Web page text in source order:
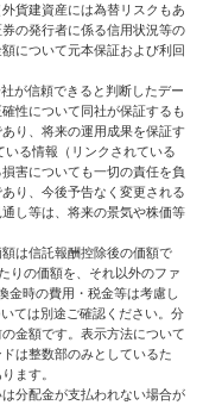
貨建資産には為替リスクもあ
の発行者に係る信用状況等の
について元本保証および利回
が信頼できると判断したデー
性について同社が保証するも
り、将来の運用成果を保証す
る情報（リンクされている
害についても一切の責任を負
り、今後予告なく変更される
し等は、将来の景気や株価等
は信託報酬控除後の価額で
りの価額を、それ以外のファ
金時の費用・税金等は考慮し
ては別途ご確認ください。分
金額です。表示方法について
は整数部のみとしているた
ます。
分配金が支払われない場合が